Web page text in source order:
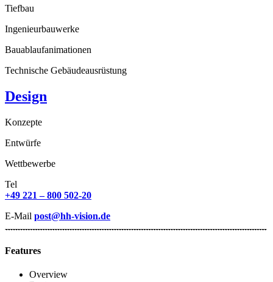
Tiefbau
Ingenieurbauwerke
Bauablaufanimationen
Technische Gebäudeausrüstung
Design
Konzepte
Entwürfe
Wettbewerbe
Tel
+49 221 – 800 502-20
E-Mail post@hh-vision.de
Features
Overview